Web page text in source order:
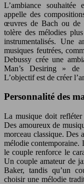
L’ambiance souhaitée
appelle des
œuvres de Bach ou de
tolère des mélodies
instrumentalisés. Une
musiques feutrées,
Debussy crée une
Man’s Desiring » de
L’objectif est de créer
Personnalité des
La musique doit
Des amoureux de
morceau classique. Des
mélodie contemporaine.
le couple renforce le
Un couple amateur de
Baker, tandis qu’un
choisir une mélodie